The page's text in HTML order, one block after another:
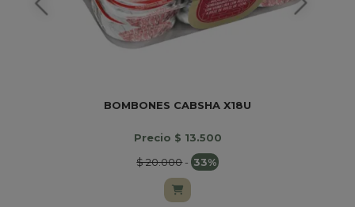
BOMBONES CABSHA X18U
Precio $ 13.500
$ 20.000- 33%